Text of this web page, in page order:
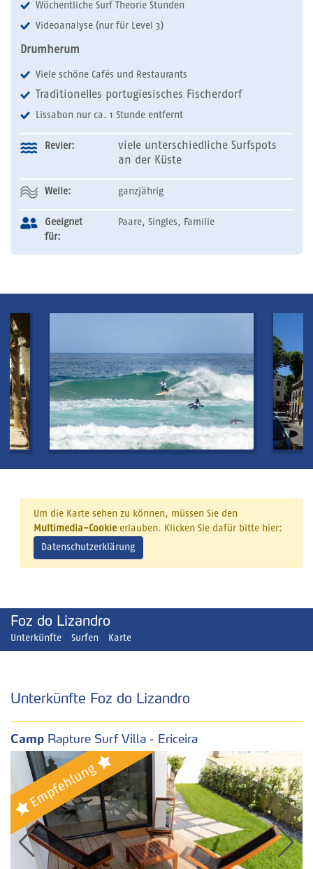
Wöchentliche Surf Theorie Stunden
Videoanalyse (nur für Level 3)
Drumherum
Viele schöne Cafés und Restaurants
Traditionelles portugiesisches Fischerdorf
Lissabon nur ca. 1 Stunde entfernt
Revier:
viele unterschiedliche Surfspots
an der Küste
Welle: ganzjährig
Geeignet
für:
Paare, Singles, Familie
Um die Karte sehen zu können, müssen Sie den
Multimedia-Cookieerlauben. Klicken Sie dafür bitte hier:
Datenschutzerklärung
Foz do Lizandro
Unterkünfte Surfen Karte
Unterkünfte Foz do Lizandro
Camp Rapture Surf Villa - Ericeira